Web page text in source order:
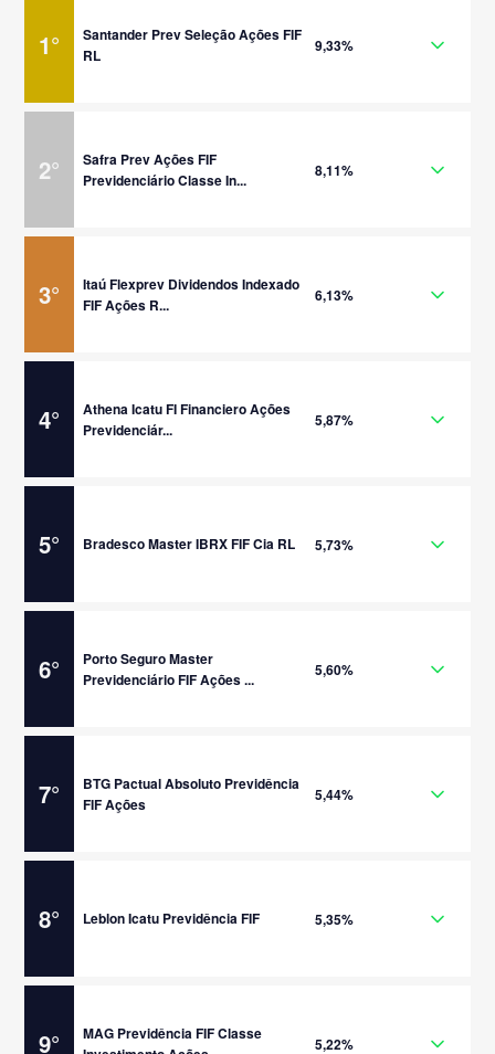
1°
Santander Prev Seleção Ações FIF
RL
9,33%
2°
Safra Prev Ações FIF
Previdenciário Classe In...
8,11%
3°
Itaú Flexprev Dividendos Indexado
FIF Ações R...
6,13%
4°
Athena Icatu FI Financiero Ações
Previdenciár...
5,87%
5° Bradesco Master IBRX FIF Cia RL 5,73%
6°
Porto Seguro Master
Previdenciário FIF Ações ...
5,60%
7°
BTG Pactual Absoluto Previdência
FIF Ações
5,44%
8° Leblon Icatu Previdência FIF 5,35%
9°
MAG Previdência FIF Classe
5,22%